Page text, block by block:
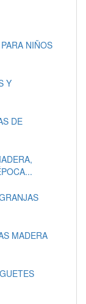
NIÑOS
Y
DE
MADERA